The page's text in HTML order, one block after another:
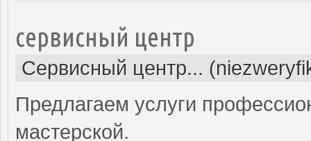
сервисный центр
Сервисный центр...
Предлагаем услуги
мастерской.